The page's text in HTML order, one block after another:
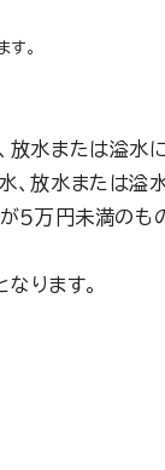
。
放水または溢水
、放水または溢
５万円未満のも
ります。